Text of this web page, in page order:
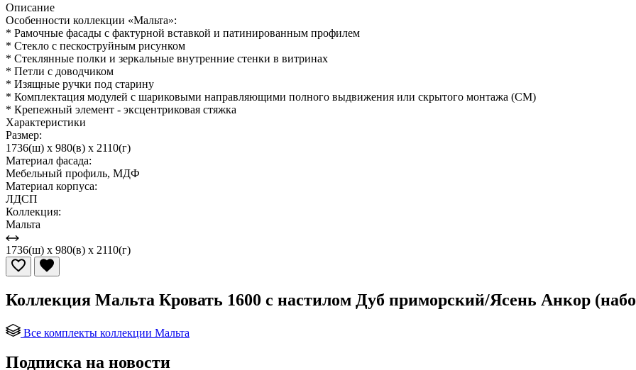
Описание
Особенности коллекции «Мальта»:
* Рамочные фасады с фактурной вставкой и патинированным профилем
* Стекло с пескоструйным рисунком
* Стеклянные полки и зеркальные внутренние стенки в витринах
* Петли с доводчиком
* Изящные ручки под старину
* Комплектация модулей с шариковыми направляющими полного выдвижения или скрытого монтажа (СМ)
* Крепежный элемент - эксцентриковая стяжка
Характеристики
Размер:
1736(ш) x 980(в) x 2110(г)
Материал фасада:
Мебельный профиль, МДФ
Материал корпуса:
ЛДСП
Коллекция:
Мальта
1736(ш) x 980(в) x 2110(г)
Коллекция Мальта Кровать 1600 с настилом Дуб приморский/Ясень Анкор
Все комплекты коллекции Мальта
Подписка на новости